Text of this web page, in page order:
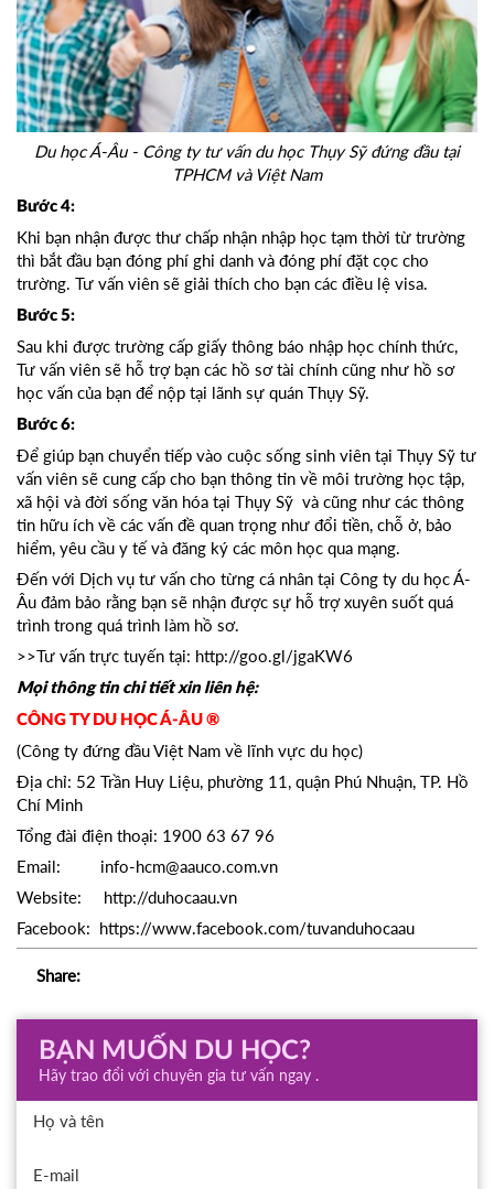
Du học Á-Âu - Công ty tư vấn du học Thụy Sỹ đứng đầu tại
TPHCM và Việt Nam
Bước 4:
Khi bạn nhận được thư chấp nhận nhập học tạm thời từ trường
thì bắt đầu bạn đóng phí ghi danh và đóng phí đặt cọc cho
trường. Tư vấn viên sẽ giải thích cho bạn các điều lệ visa.
Bước 5:
Sau khi được trường cấp giấy thông báo nhập học chính thức,
Tư vấn viên sẽ hỗ trợ bạn các hồ sơ tài chính cũng như hồ sơ
học vấn của bạn để nộp tại lãnh sự quán Thụy Sỹ.
Bước 6:
Để giúp bạn chuyển tiếp vào cuộc sống sinh viên tại Thụy Sỹ tư
vấn viên sẽ cung cấp cho bạn thông tin về môi trường học tập,
xã hội và đời sống văn hóa tại Thụy Sỹ và cũng như các thông
tin hữu ích về các vấn đề quan trọng như đổi tiền, chỗ ở, bảo
hiểm, yêu cầu y tế và đăng ký các môn học qua mạng.
Đến với Dịch vụ tư vấn cho từng cá nhân tại Công ty du học Á-
Âu đảm bảo rằng bạn sẽ nhận được sự hỗ trợ xuyên suốt quá
trình trong quá trình làm hồ sơ.
>>Tư vấn trực tuyến tại: http://goo.gl/jgaKW6
Mọi thông tin chi tiết xin liên hệ:
CÔNG TY DU HỌC Á-ÂU ®
(Công ty đứng đầu Việt Nam về lĩnh vực du học)
Địa chỉ: 52 Trần Huy Liệu, phường 11, quận Phú Nhuận, TP. Hồ
Chí Minh
Tổng đài điện thoại: 1900 63 67 96
Email: info-hcm@aauco.com.vn
Website: http://duhocaau.vn
Facebook: https://www.facebook.com/tuvanduhocaau
Share:
BẠN MUỐN DU HỌC?
Hãy trao đổi với chuyên gia tư vấn ngay .
Họ và tên
E-mail